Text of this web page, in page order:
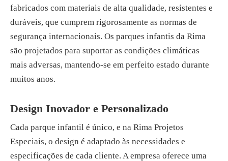
fabricados com materiais de alta qualidade, resistentes e
duráveis, que cumprem rigorosamente as normas de
segurança internacionais. Os parques infantis da Rima
são projetados para suportar as condições climáticas
mais adversas, mantendo-se em perfeito estado durante
muitos anos.
Design Inovador e Personalizado
Cada parque infantil é único, e na Rima Projetos
Especiais, o design é adaptado às necessidades e
especificações de cada cliente. A empresa oferece uma